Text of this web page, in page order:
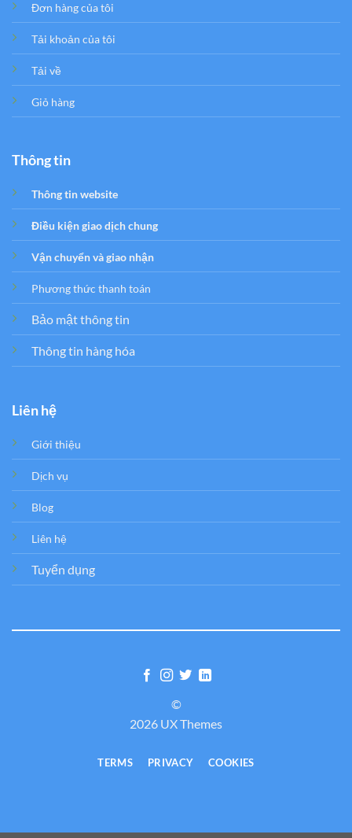
Đơn hàng của tôi
Tải khoản của tôi
Tải về
Giỏ hàng
Thông tin
Thông tin website
Điều kiện giao dịch chung
Vận chuyển và giao nhận
Phương thức thanh toán
Bảo mật thông tin
Thông tin hàng hóa
Liên hệ
Giới thiệu
Dịch vụ
Blog
Liên hệ
Tuyển dụng
©
2026 UX Themes
TERMS PRIVACY COOKIES